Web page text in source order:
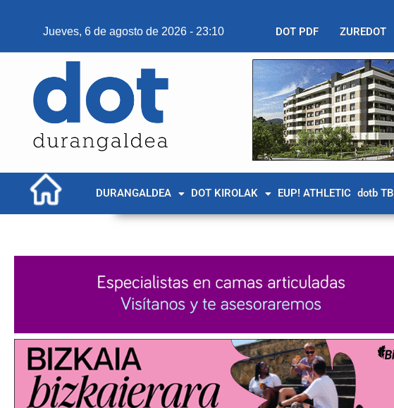
Jueves, 6 de agosto de 2026 - 23:10 DOT PDF ZUREDOT
DURANGALDEA DOT KIROLAK EUP! ATHLETIC dotb TB